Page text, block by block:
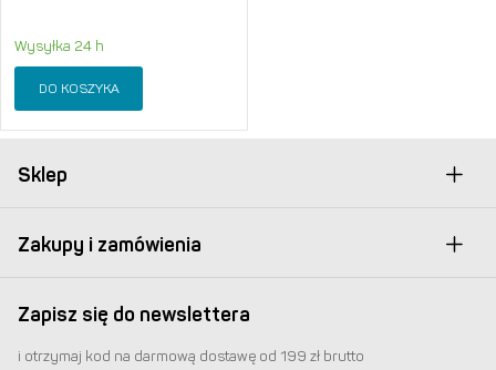
Wysyłka 24 h
DO KOSZYKA
Sklep
Zakupy i zamówienia
Zapisz się do newslettera
i otrzymaj kod na darmową dostawę od 199 zł brutto